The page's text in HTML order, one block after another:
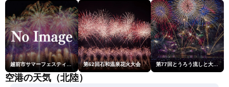
越前市サマーフェスティバル花火大会 第62回石和温泉花火大会
空港の天気（北陸）